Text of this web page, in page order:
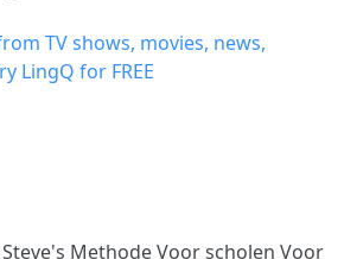
Steve's MethodeVoor scholen Voor